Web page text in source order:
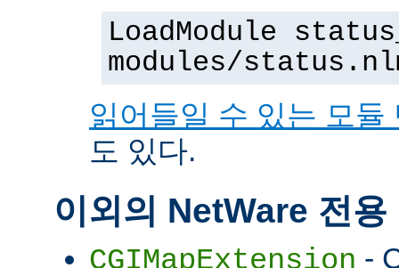
LoadModule
modules/
읽어들일 수 있는 모듈
도 있다.
이외의 NetWare 전
-